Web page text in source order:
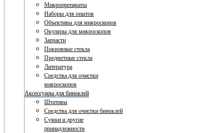
Микропрепараты
Наборы для опытов
Объективы для микроскопов
Окуляры для микроскопов
Запчасти
Покровные стекла
Предметные стекла
Литература
Средства для очистки
микроскопов
Аксессуары для биноклей
Штативы
Средства для очистки биноклей
Сумки и другие
принадлежности